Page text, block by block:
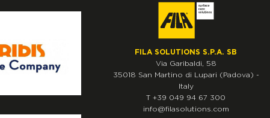
FILA SOLUTIONS S.P.A. SB
Via Garibaldi, 58
35018 San Martino di Lupari (Padova) -
Italy
T +39 049 94 67 300
info@filasolutions.com